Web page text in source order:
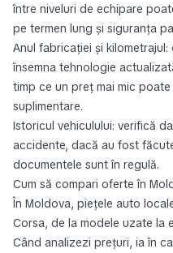
între niveluri de echipare
pe termen lung și siguranța
Anul fabricației și
însemna tehnologie
timp ce un preț mai mic
suplimentare.
Istoricul vehiculului: verifică
accidente, dacă au fost
documentele sunt în regulă.
Cum să compari oferte în
În Moldova, piețele auto
Corsa, de la modele uzate la
Când analizezi prețuri, ia în